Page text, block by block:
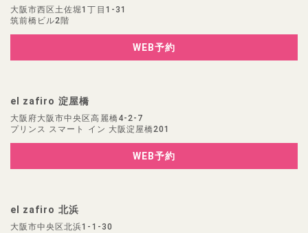
大阪市西区土佐堀1丁目1-31
筑前橋ビル2階
WEB予約
el zafiro 淀屋橋
大阪府大阪市中央区高麗橋4-2-7
プリンス スマート イン 大阪淀屋橋201
WEB予約
el zafiro 北浜
大阪市中央区北浜1-1-30